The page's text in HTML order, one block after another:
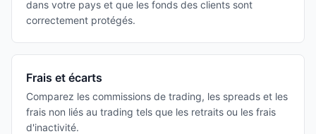
dans votre pays et que les fonds des clients sont
correctement protégés.
Frais et écarts
Comparez les commissions de trading, les spreads et les
frais non liés au trading tels que les retraits ou les frais
d'inactivité.